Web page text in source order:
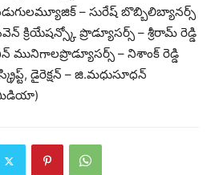
– సురేష్ బొబ్బిలిబ్యానర్స్
క్రియేషన్స్కో ప్రొడ్యూసర్స్ – శ్రీరామ్ రెడ్డి
మునిగాలప్రొడ్యూసర్స్ – నిశాంక్ రెడ్డి
డైరెక్షన్ – జి.మధుసూధన్
మీడియా)